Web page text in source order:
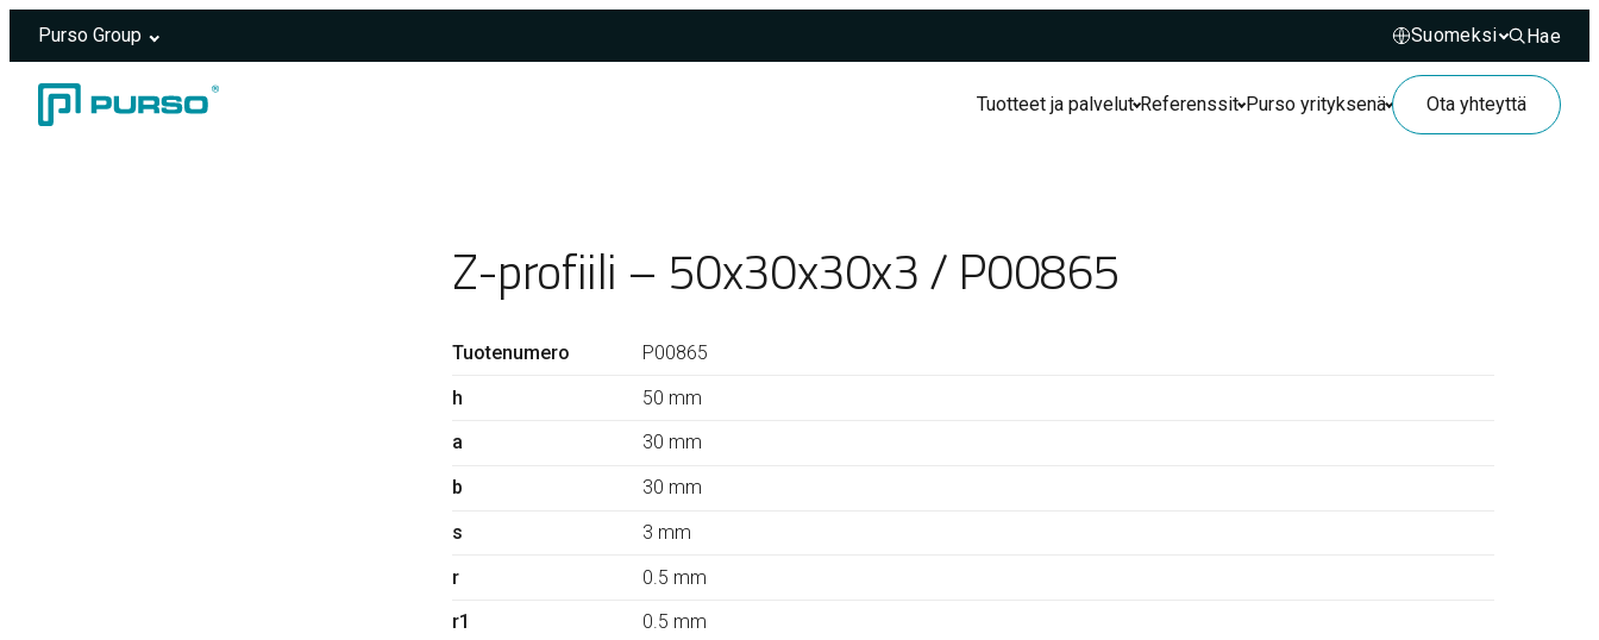
Purso Group
Hae
Hae
Tuotteet ja palvelut Referenssit Purso yrityksenä Ota yhteyttä
Z-profiili – 50x30x30x3 / P00865
Tuotenumero
P00865
h
50 mm
a
30 mm
b
30 mm
s
3 mm
r
0.5 mm
r1
0.5 mm